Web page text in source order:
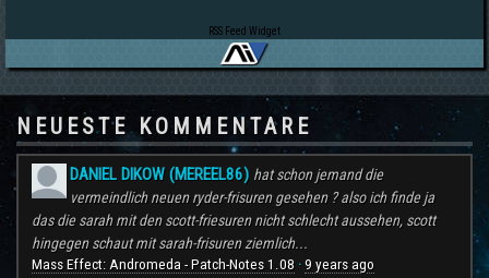
RSS Feed Widget
NEUESTE KOMMENTARE
DANIEL DIKOW (MEREEL86) hat schon jemand die
vermeindlich neuen ryder-frisuren gesehen ? also ich finde ja
das die sarah mit den scott-friesuren nicht schlecht aussehen, scott
hingegen schaut mit sarah-frisuren ziemlich...
Mass Effect: Andromeda - Patch-Notes 1.08 · 9 years ago